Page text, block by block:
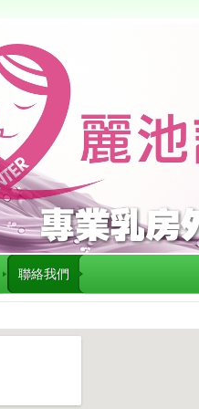
聯絡我們